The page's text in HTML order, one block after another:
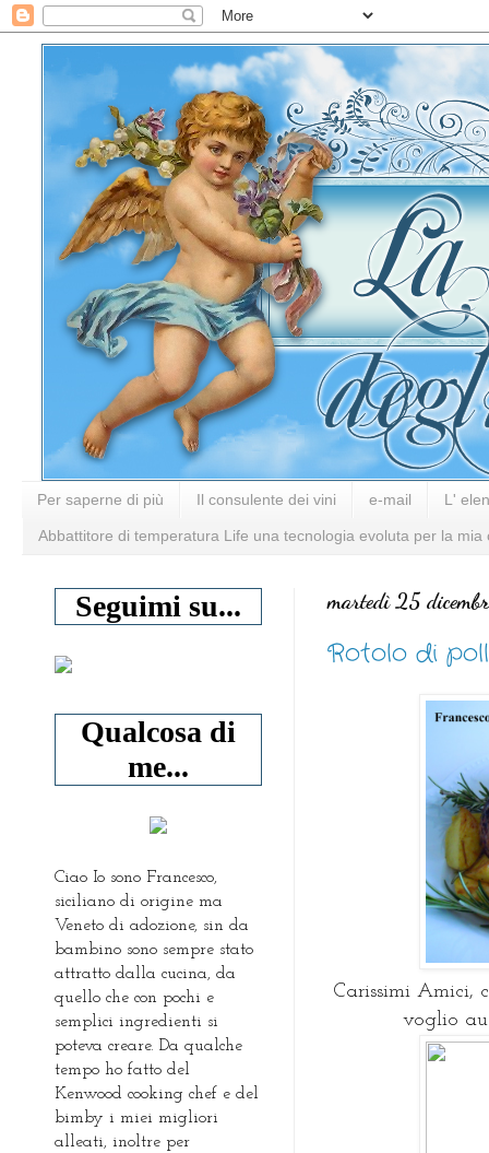
Per saperne di più Il consulente dei vini e-mail L'
Abbattitore di temperatura Life una tecnologia evoluta per la mia
martedì 25
Rotolo di
Carissimi Amici,
voglio
Seguimi su...
Qualcosa di
me...
Ciao Io sono Francesco,
siciliano di origine ma
Veneto di adozione, sin da
bambino sono sempre stato
attratto dalla cucina, da
quello che con pochi e
semplici ingredienti si
poteva creare. Da qualche
tempo ho fatto del
Kenwood cooking chef e del
bimby i miei migliori
alleati, inoltre per